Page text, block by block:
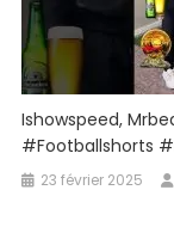
Ishowspeed,
#footballshorts
23 février 2025